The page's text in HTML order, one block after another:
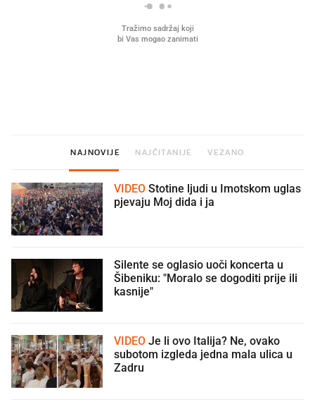
NAJNOVIJE NAJČITANIJE VEZANO
VIDEO
pjevaju Moj dida i ja
Silente se oglasio uoči koncerta u
Šibeniku: "Moralo se dogoditi prije ili
kasnije"
VIDEO
subotom izgleda jedna mala ulica u
Zadru